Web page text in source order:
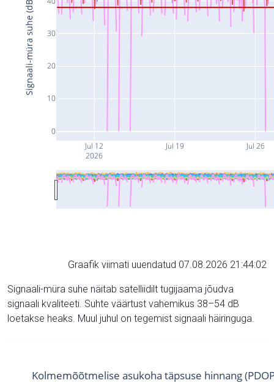
Jul 12
2026
Jul 19 Jul 26
0
10
20
30
Signaali-müra suhe (dB)
Graafik viimati uuendatud 07.08.2026 21:44:02
Signaali-müra suhe näitab satelliidilt tugijaama jõudva
signaali kvaliteeti. Suhte väärtust vahemikus 38–54 dB
loetakse heaks. Muul juhul on tegemist signaali häiringuga.
Kolmemõõtmelise asukoha täpsuse hinnang